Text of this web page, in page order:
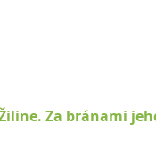
Za bránami